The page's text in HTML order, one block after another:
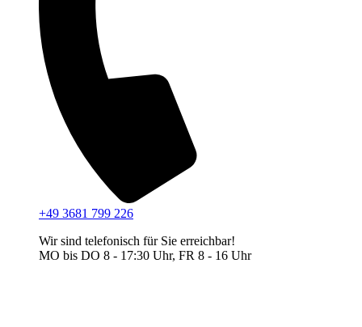
+49 3681 799 226
Wir sind telefonisch für Sie erreichbar!
MO bis DO 8 - 17:30 Uhr, FR 8 - 16 Uhr